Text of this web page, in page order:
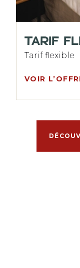
TARIF
Tarif flexible
VOIR